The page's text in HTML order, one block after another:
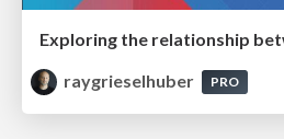
raygrieselhuber
PRO